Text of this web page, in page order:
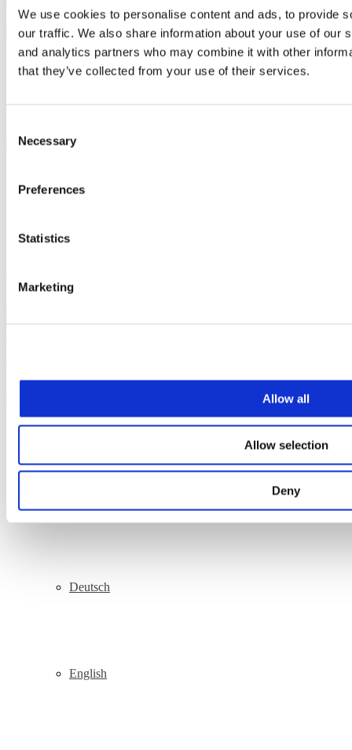
We use cookies to personalise content and ads, to provide
our traffic. We also share information about your use of our
and analytics partners who may combine it with other
that they’ve collected from your use of their services.
Selection
Necessary
Preferences
Statistics
Marketing
Allow all
Allow selection
Deny
Deutsch
English
News
Productos y servicios
Novedades y recursos
Toll Free: 877.268.6339
Design and development byRainCastle Communications.